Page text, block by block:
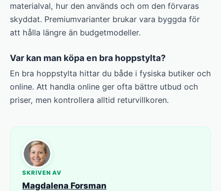
materialval, hur den används och om den förvaras
skyddat. Premium­varianter brukar vara byggda för
att hålla längre än budgetmodeller.
Var kan man köpa en bra hoppstylta?
En bra hoppstylta hittar du både i fysiska butiker och
online. Att handla online ger ofta bättre utbud och
priser, men kontrollera alltid returvillkoren.
SKRIVEN AV
Magdalena Forsman